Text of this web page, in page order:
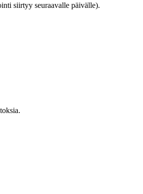
siirtyy seuraavalle päivälle).